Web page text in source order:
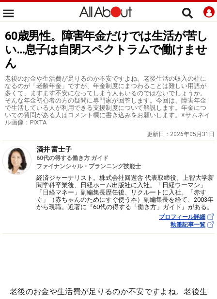
60歳男性。障害年金だけでは生活が苦し
い…息子は自閉スペクトラムで働けませ
ん
老後のお金や生活費が足りるのか不安ですよね。老後生活の収入の柱に
なるのが「老齢年金」ですが、年金制度にまつわることは難しい用語が
多くて、ますます不安になってしまう人もいるのではないでしょうか。
そんな年金初心者の方の疑問に専門家が回答します。今回は、障害年金
で生活している人が利用できる支援制度について解説します。年金につ
いての質問がある人はコメント欄に書き込みをお願いします。※サムネイ
ル画像：PIXTA
更新日： 2026年05月31日
酒井 富士子
60代の得する働き方 ガイド
ファイナンシャル・プランニング技能士
経済ジャーナリスト。株式会社回遊舎 代表取締役。上智大学新
聞学科卒業後、日経ホーム出版社に入社。「日経ウーマン」
「日経マネー」副編集長歴任後、リクルートに入社。「赤す
ぐ」（赤ちゃんのためにすぐ使う本）副編集長を経て、2003年
から現職。近著に『60代の得する「働き方」ガイド』がある。
プロフィール詳細
執筆記事一覧
老後のお金や生活費が足りるのか不安ですよね。老後生